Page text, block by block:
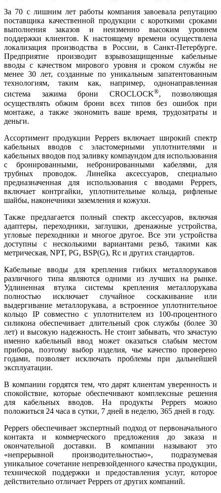
За 70 с лишним лет работы компания завоевала репутацию
поставщика качественной продукции с короткими сроками
выполнения заказов и неизменно высоким уровнем
поддержки клиентов. К настоящему времени осуществлена
локализация производства в России, в Санкт-Петербурге.
Предприятие производит взрывозащищенные кабельные
вводы с качеством мирового уровня и сроком службы не
менее 30 лет, созданные по уникальным запатентованным
технологиям, таким как, например, однонаправленная
система зажима брони CROCLOCK®, позволяющая
осуществлять обжим брони всех типов без ошибок при
монтаже, а также экономить ва­ше время, трудозатраты и
деньги.
Ассортимент продукции Peppers включает широкий спектр
кабельных вводов с эластомерными уплотнителями и
кабельных вводов под заливку компаундом для использования
с бронированными, небронированными кабелями, для
трубных проводок. Линейка аксессуаров, специально
предназначенная для использования с вводами Peppers,
включает контргайки, уплотнительные кольца, рифленые
шайбы, наконечники заземления и кожухи.
Также предлагается полный спектр аксессуаров, включая
адаптеры, переходники, заглушки, дренажные устройства,
угловые переходники и многое другое. Все эти устройства
доступны с несколькими вариантами резьб, такими как
метрическая, NPT, PG, BSP(G), Rc и других стандартов.
Кабельные вводы для крепления гибких металлорукавов
различного ти­па являются одними из лучших на рынке.
Удлиненная втулка системы крепления металлорукава
полностью исключает случайное соскакивание или
выдергивание металлорукава, а встроенное уплотнительное
кольцо IP совместно с уплотнителем из 100‑процентного
силикона обеспечивает длительный срок службы (более 30
лет) и высокую надежность. Не стоит забывать, что зачастую
именно кабельный ввод может оказаться слабым местом
прибора, поэтому выбор изделия, чье качество проверено
годами, позволяет исключать проблемы при дальнейшей
эксплуатации.
В компании гордятся тем, что дарят клиентам уверенность и
спокойствие, которые обеспечивают комплексные решения
для кабельных вводов. На продукты Peppers можно
положиться 24 ча­са в сутки, 7 дней в неделю, 365 дней в году.
Peppers обеспечивает экспертный подход от первоначального
контакта и коммерческого предложения до заказа и
окончательной доставки. В компании называют это
«непрерывной производительностью», подразумевая
уникальное сочетание непревзойденного качества продукции,
технической поддержки и предоставления услуг, которое
действительно отличает Peppers от других компаний.